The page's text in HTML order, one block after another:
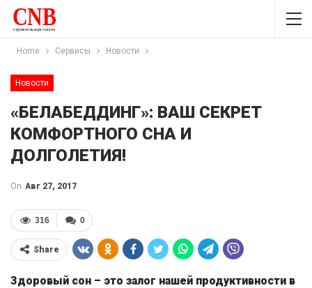
Home Сервисы Новости
Новости
«БЕЛАБЕДДИНГ»: ВАШ СЕКРЕТ
КОМФОРТНОГО СНА И
ДОЛГОЛЕТИЯ!
On Авг 27, 2017
0
316
Share
Здоровый сон – это залог нашей продуктивности в